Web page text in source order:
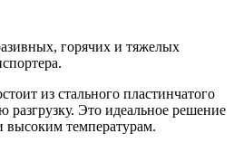
горячих и тяжелых
из стального пластинчатого
разгрузку. Это идеальное решение
высоким температурам.